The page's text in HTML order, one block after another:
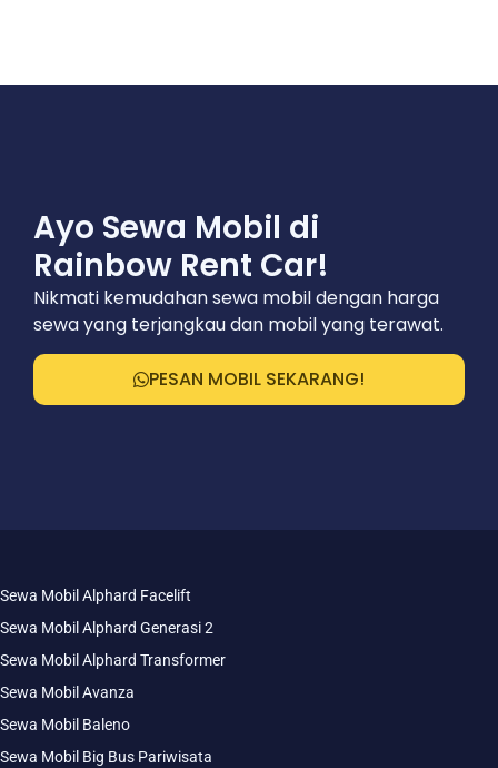
Ayo Sewa Mobil di
Rainbow Rent Car!
Nikmati kemudahan sewa mobil dengan harga
sewa yang terjangkau dan mobil yang terawat.
PESAN MOBIL SEKARANG!
Sewa Mobil Alphard Facelift
Sewa Mobil Alphard Generasi 2
Sewa Mobil Alphard Transformer
Sewa Mobil Avanza
Sewa Mobil Baleno
Sewa Mobil Big Bus Pariwisata